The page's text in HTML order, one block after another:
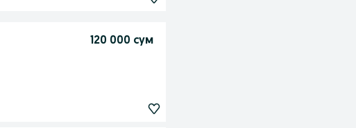
120 000 сум